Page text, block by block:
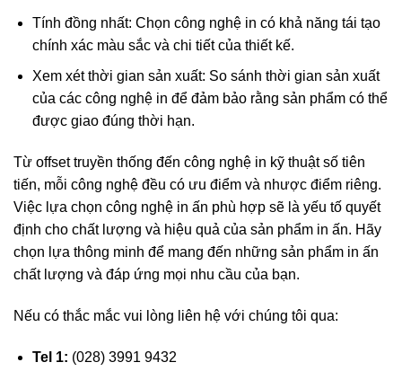
Tính đồng nhất: Chọn công nghệ in có khả năng tái tạo
chính xác màu sắc và chi tiết của thiết kế.
Xem xét thời gian sản xuất: So sánh thời gian sản xuất
của các công nghệ in để đảm bảo rằng sản phẩm có thể
được giao đúng thời hạn.
Từ offset truyền thống đến công nghệ in kỹ thuật số tiên
tiến, mỗi công nghệ đều có ưu điểm và nhược điểm riêng.
Việc lựa chọn công nghệ in ấn phù hợp sẽ là yếu tố quyết
định cho chất lượng và hiệu quả của sản phẩm in ấn. Hãy
chọn lựa thông minh để mang đến những sản phẩm in ấn
chất lượng và đáp ứng mọi nhu cầu của bạn.
Nếu có thắc mắc vui lòng liên hệ với chúng tôi qua:
Tel 1: (028) 3991 9432